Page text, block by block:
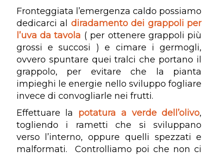
Fronteggiata l’emergenza caldo possiamo
dedicarci al
diradamento dei grappoli per
l’uva da tavola ( per ottenere grappoli più
grossi e succosi ) e cimare i germogli,
ovvero spuntare quei tralci che portano il
grappolo, per evitare che la pianta
impieghi le energie nello sviluppo fogliare
invece di convogliarle nei frutti.
Effettuare la
potatura a verde dell’olivo,
togliendo i rametti che si sviluppano
verso l’interno, oppure quelli spezzati e
malformati. Controlliamo poi che non ci